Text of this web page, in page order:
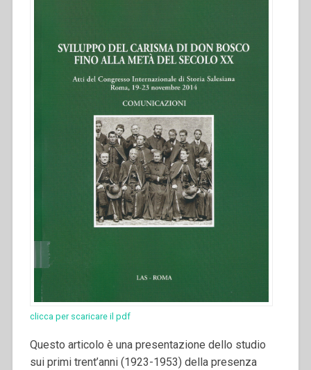
clicca per scaricare il pdf
Questo articolo è una presentazione dello studio
sui primi trent’anni (1923-1953) della presenza